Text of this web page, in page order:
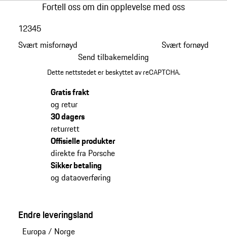
Fortell oss om din opplevelse med oss
Svært misfornøyd
12345
Svært fornøyd
Send tilbakemelding
Dette nettstedet er beskyttet av reCAPTCHA.
Gratis frakt
og retur
30 dagers
returrett
Offisielle produkter
direkte fra Porsche
Sikker betaling
og dataoverføring
Endre leveringsland
Europa / Norge